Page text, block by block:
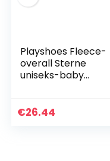
Playshoes Fleece-
overall Sterne
uniseks-baby
€26.44